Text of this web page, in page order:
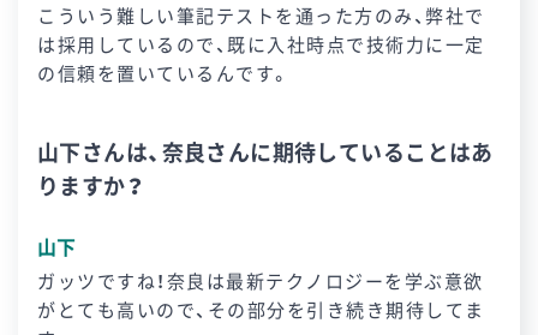
こういう難しい筆記テストを通った方のみ、弊社で
は採用しているので、既に入社時点で技術力に一定
の信頼を置いているんです。
山下さんは、奈良さんに期待していることはあ
りますか？
山下
ガッツですね！奈良は最新テクノロジーを学ぶ意欲
がとても高いので、その部分を引き続き期待してま